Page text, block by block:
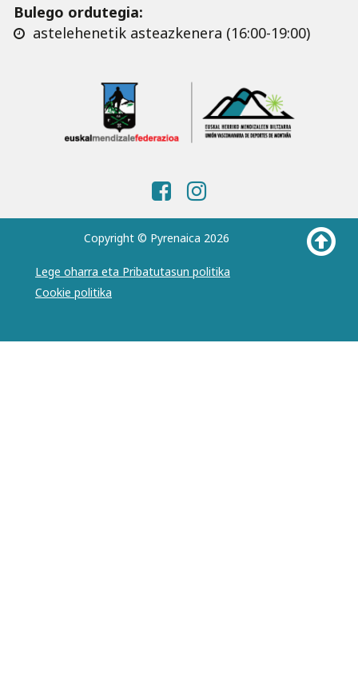
Bulego ordutegia:
astelehenetik asteazkenera (16:00-19:00)
Copyright © Pyrenaica 2026
Lege oharra eta Pribatutasun politika
Cookie politika